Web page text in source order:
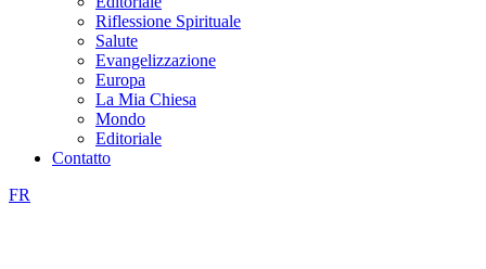
Riflessione Spirituale
Salute
Evangelizzazione
Europa
La Mia Chiesa
Mondo
Editoriale
Contatto
FR